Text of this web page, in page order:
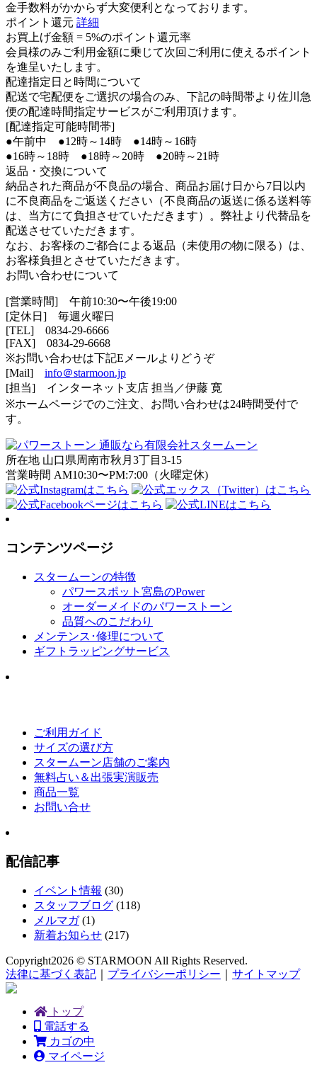
金手数料がかからず大変便利となっております。
ポイント還元 詳細
お買上げ金額 = 5%のポイント還元率
会員様のみご利用金額に乗じて次回ご利用に使えるポイント
を進呈いたします。
配達指定日と時間について
配送で宅配便をご選択の場合のみ、下記の時間帯より佐川急
便の配達時間指定サービスがご利用頂けます。
[配達指定可能時間帯]
●午前中 ●12時～14時 ●14時～16時
●16時～18時 ●18時～20時 ●20時～21時
返品・交換について
納品された商品が不良品の場合、商品お届け日から7日以内
に不良商品をご返送ください（不良商品の返送に係る送料等
は、当方にて負担させていただきます）。弊社より代替品を
配送させていただきます。
なお、お客様のご都合による返品（未使用の物に限る）は、
お客様負担とさせていただきます。
お問い合わせについて
[営業時間] 午前10:30〜午後19:00
[定休日] 毎週火曜日
[TEL] 0834-29-6666
[FAX] 0834-29-6668
※お問い合わせは下記Eメールよりどうぞ
[Mail] info＠starmoon.jp
[担当] インターネット支店 担当／伊藤 寛
※ホームページでのご注文、お問い合わせは24時間受付で
す。
所在地 山口県周南市秋月3丁目3-15
営業時間 AM10:30〜PM:7:00（火曜定休)
コンテンツページ
スタームーンの特徴
パワースポット宮島のPower
オーダーメイドのパワーストーン
品質へのこだわり
メンテンス･修理について
ギフトラッピングサービス
ご利用ガイド
サイズの選び方
スタームーン店舗のご案内
無料占い＆出張実演販売
商品一覧
お問い合せ
配信記事
イベント情報 (30)
スタッフブログ (118)
メルマガ(1)
新着お知らせ (217)
Copyright2026 © STARMOON All Rights Reserved.
法律に基づく表記
プライバシーポリシー サイトマップ
トップ
電話する
カゴの中
マイページ